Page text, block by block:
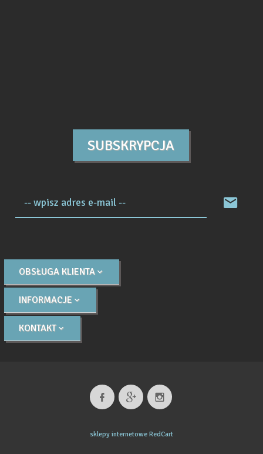
SUBSKRYPCJA
-- wpisz adres e-mail --
OBSŁUGA KLIENTA
INFORMACJE
KONTAKT
sklepy internetowe RedCart